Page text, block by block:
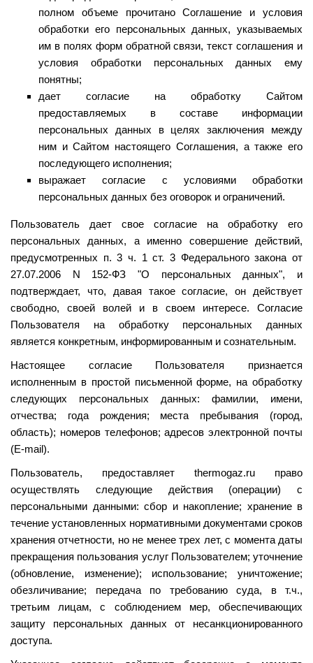
полном объеме прочитано Соглашение и условия
обработки его персональных данных, указываемых
им в полях форм обратной связи, текст соглашения и
условия обработки персональных данных ему
понятны;
дает согласие на обработку Сайтом
предоставляемых в составе информации
персональных данных в целях заключения между
ним и Сайтом настоящего Соглашения, а также его
последующего исполнения;
выражает согласие с условиями обработки
персональных данных без оговорок и ограничений.
Пользователь дает свое согласие на обработку его
персональных данных, а именно совершение действий,
предусмотренных п. 3 ч. 1 ст. 3 Федерального закона от
27.07.2006 N 152-ФЗ "О персональных данных", и
подтверждает, что, давая такое согласие, он действует
свободно, своей волей и в своем интересе. Согласие
Пользователя на обработку персональных данных
является конкретным, информированным и сознательным.
Настоящее согласие Пользователя признается
исполненным в простой письменной форме, на обработку
следующих персональных данных: фамилии, имени,
отчества; года рождения; места пребывания (город,
область); номеров телефонов; адресов электронной почты
(E-mail).
Пользователь, предоставляет thermogaz.ru право
осуществлять следующие действия (операции) с
персональными данными: сбор и накопление; хранение в
течение установленных нормативными документами сроков
хранения отчетности, но не менее трех лет, с момента даты
прекращения пользования услуг Пользователем; уточнение
(обновление, изменение); использование; уничтожение;
обезличивание; передача по требованию суда, в т.ч.,
третьим лицам, с соблюдением мер, обеспечивающих
защиту персональных данных от несанкционированного
доступа.